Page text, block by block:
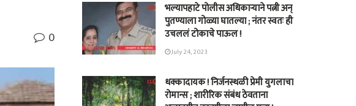
0
भल्यापहाटे पोलीस अधिकाऱ्याने पत्नी अन्
पुतण्याला गोळ्या घातल्या ; नंतर स्वतः ही
उचललं टोकाचे पाऊल !
July 24, 2023
धक्कादायक ! निर्जनस्थळी प्रेमी युगलाचा
रोमान्स ; शारीरिक संबंध ठेवताना